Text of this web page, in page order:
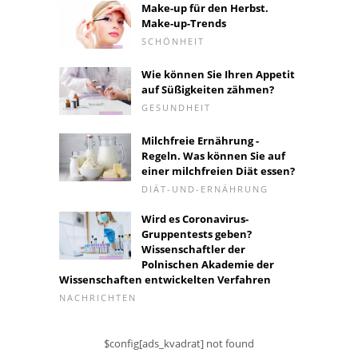
Make-up für den Herbst.
Make-up-Trends
SCHÖNHEIT
Wie können Sie Ihren Appetit
auf Süßigkeiten zähmen?
GESUNDHEIT
Milchfreie Ernährung -
Regeln. Was können Sie auf
einer milchfreien Diät essen?
DIÄT-UND-ERNÄHRUNG
Wird es Coronavirus-
Gruppentests geben?
Wissenschaftler der
Polnischen Akademie der
Wissenschaften entwickelten Verfahren
NACHRICHTEN
$config[ads_kvadrat] not found